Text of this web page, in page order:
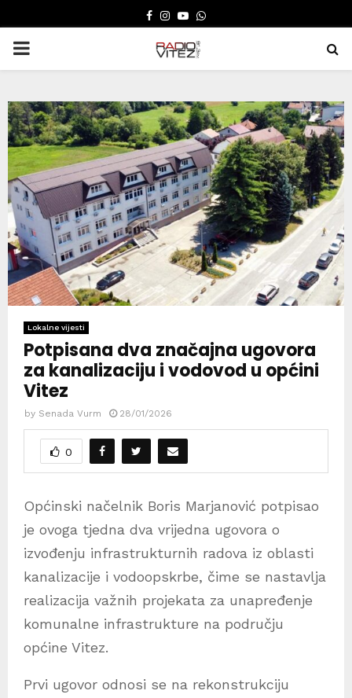
FACEBOOK
INSTAGRAM
YOUTUBE
WHATSAPP
PRIMARY
Lokalne vijesti
Potpisana dva značajna ugovora
za kanalizaciju i vodovod u općini
Vitez
by Senada Vurm 28/01/2026
0
Općinski načelnik Boris Marjanović potpisao
je ovoga tjedna dva vrijedna ugovora o
izvođenju infrastrukturnih radova iz oblasti
kanalizacije i vodoopskrbe, čime se nastavlja
realizacija važnih projekata za unapređenje
komunalne infrastrukture na području
općine Vitez.
Prvi ugovor odnosi se na rekonstrukciju